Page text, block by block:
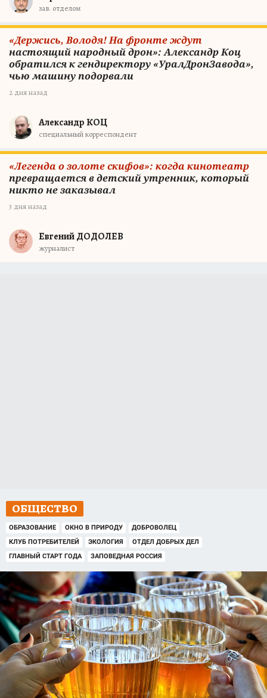
зав. отделом
«Держись, Володя! На фронте ждут
настоящий народный дрон»: Александр Коц
обратился к гендиректору «УралДронЗавода»,
чью машину подорвали
2 дня назад
Александр КОЦ
специальный корреспондент
«Легенда о золоте скифов»: когда кинотеатр
превращается в детский утренник, который
никто не заказывал
3 дня назад
Евгений ДОДОЛЕВ
журналист
ОБЩЕСТВО
ОБРАЗОВАНИЕ ОКНО В ПРИРОДУ
ДОБРОВОЛЕЦ
КЛУБ ПОТРЕБИТЕЛЕЙ
ЭКОЛОГИЯ
ОТДЕЛ ДОБРЫХ ДЕЛ
ГЛАВНЫЙ СТАРТ ГОДА
ЗАПОВЕДНАЯ РОССИЯ